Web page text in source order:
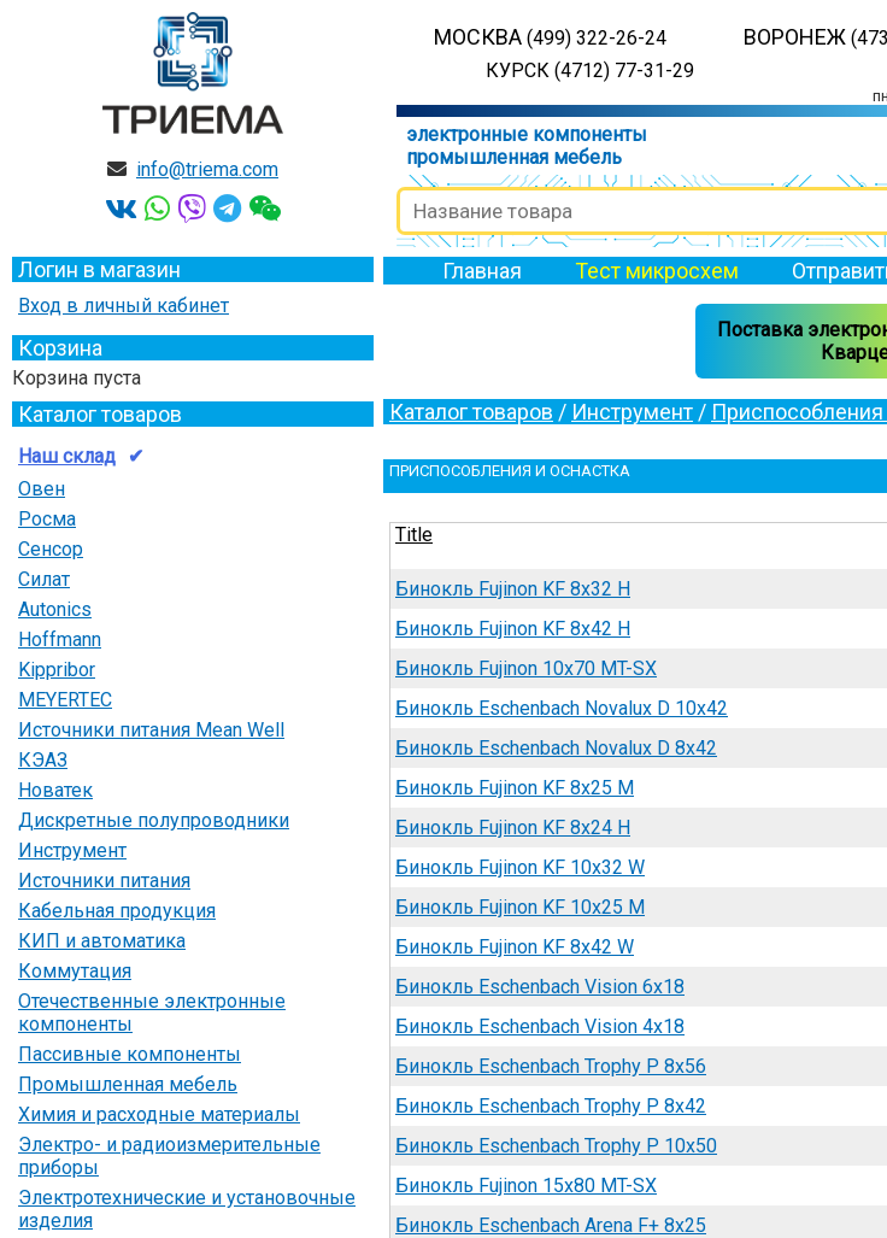
info@triema.com
МОСКВА (499) 322-26-24 ВОРОНЕЖ
КУРСК (4712) 77-31-29
электронные компоненты
промышленная мебель
Логин в магазин
Вход в личный кабинет
Корзина
Корзина пуста
Каталог товаров
Наш склад
Овен
Росма
Сенсор
Силат
Autonics
Hoffmann
Kippribor
MEYERTEC
Источники питания Mean Well
КЭАЗ
Новатек
Дискретные полупроводники
Инструмент
Источники питания
Кабельная продукция
КИП и автоматика
Коммутация
Отечественные электронные
компоненты
Пассивные компоненты
Промышленная мебель
Химия и расходные материалы
Электро- и радиоизмерительные
приборы
Электротехнические и установочные
изделия
Главная Тест микросхем
Поставка
Каталог товаров / Инструмент / Приспособления
ПРИСПОСОБЛЕНИЯ И ОСНАСТКА
Title
Бинокль Fujinon KF 8x32 H
Бинокль Fujinon KF 8x42 H
Бинокль Fujinon 10x70 MT-SX
Бинокль Eschenbach Novalux D 10x42
Бинокль Eschenbach Novalux D 8x42
Бинокль Fujinon KF 8x25 M
Бинокль Fujinon KF 8x24 H
Бинокль Fujinon KF 10x32 W
Бинокль Fujinon KF 10x25 M
Бинокль Fujinon KF 8x42 W
Бинокль Eschenbach Vision 6x18
Бинокль Eschenbach Vision 4x18
Бинокль Eschenbach Trophy P 8x56
Бинокль Eschenbach Trophy P 8x42
Бинокль Eschenbach Trophy P 10x50
Бинокль Fujinon 15x80 MT-SX
Бинокль Eschenbach Arena F+ 8x25